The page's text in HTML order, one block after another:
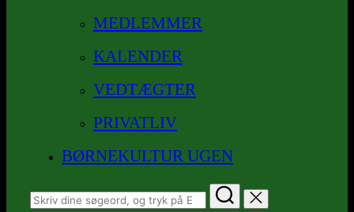
MEDLEMMER
KALENDER
VEDTÆGTER
PRIVATLIV
BØRNEKULTUR UGEN
Søg